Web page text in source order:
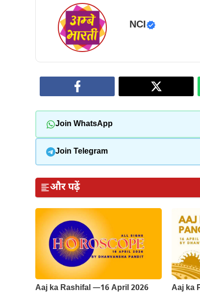
NCI
Join WhatsApp
Join Telegram
और पढ़ें
Aaj ka Rashifal —16 April 2026 Aaj ka